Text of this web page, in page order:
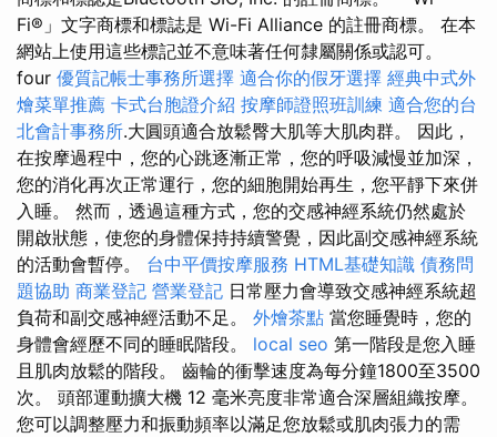
Fi®」文字商標和標誌是 Wi-Fi Alliance 的註冊商標。 在本
網站上使用這些標記並不意味著任何隸屬關係或認可。
four 優質記帳士事務所選擇 適合你的假牙選擇 經典中式外
燴菜單推薦 卡式台胞證介紹 按摩師證照班訓練 適合您的台
北會計事務所.大圓頭適合放鬆臀大肌等大肌肉群。 因此，
在按摩過程中，您的心跳逐漸正常，您的呼吸減慢並加深，
您的消化再次正常運行，您的細胞開始再生，您平靜下來併
入睡。 然而，透過這種方式，您的交感神經系統仍然處於
開啟狀態，使您的身體保持持續警覺，因此副交感神經系統
的活動會暫停。 台中平價按摩服務 HTML基礎知識 債務問
題協助 商業登記 營業登記 日常壓力會導致交感神經系統超
負荷和副交感神經活動不足。 外燴茶點 當您睡覺時，您的
身體會經歷不同的睡眠階段。 local seo 第一階段是您入睡
且肌肉放鬆的階段。 齒輪的衝擊速度為每分鐘1800至3500
次。 頭部運動擴大機 12 毫米亮度非常適合深層組織按摩。
您可以調整壓力和振動頻率以滿足您放鬆或肌肉張力的需